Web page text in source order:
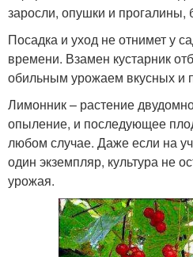
заросли, опушки и прогалины,
Посадка и уход не отнимет у
времени. Взамен кустарник
обильным урожаем вкусных и
Лимонник – растение
опыление, и последующее
любом случае. Даже если на
один экземпляр, культура не
урожая.